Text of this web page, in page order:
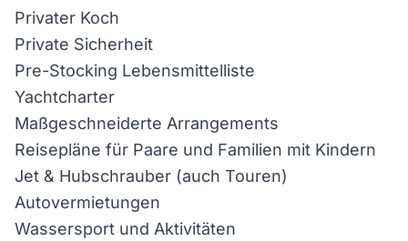
Privater Koch
Private Sicherheit
Pre-Stocking Lebensmittelliste
Yachtcharter
Maßgeschneiderte Arrangements
Reisepläne für Paare und Familien mit Kindern
Jet & Hubschrauber (auch Touren)
Autovermietungen
Wassersport und Aktivitäten